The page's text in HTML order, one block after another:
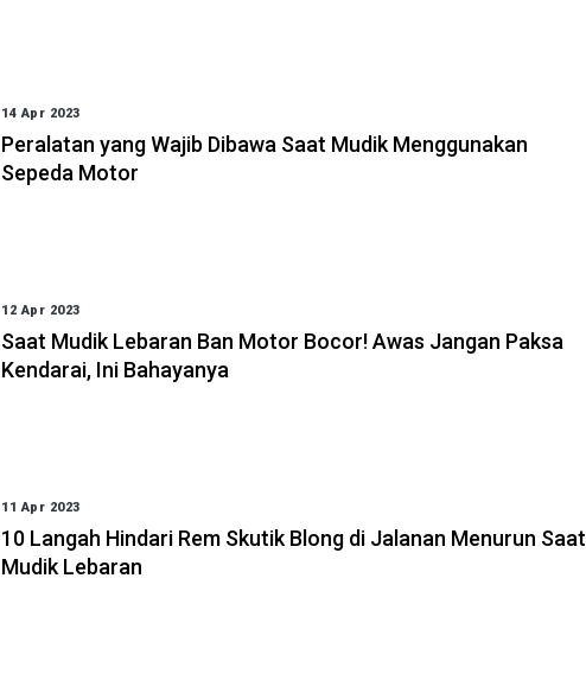
14 Apr 2023
Peralatan yang Wajib Dibawa Saat Mudik Menggunakan
Sepeda Motor
12 Apr 2023
Saat Mudik Lebaran Ban Motor Bocor! Awas Jangan Paksa
Kendarai, Ini Bahayanya
11 Apr 2023
10 Langah Hindari Rem Skutik Blong di Jalanan Menurun Saat
Mudik Lebaran